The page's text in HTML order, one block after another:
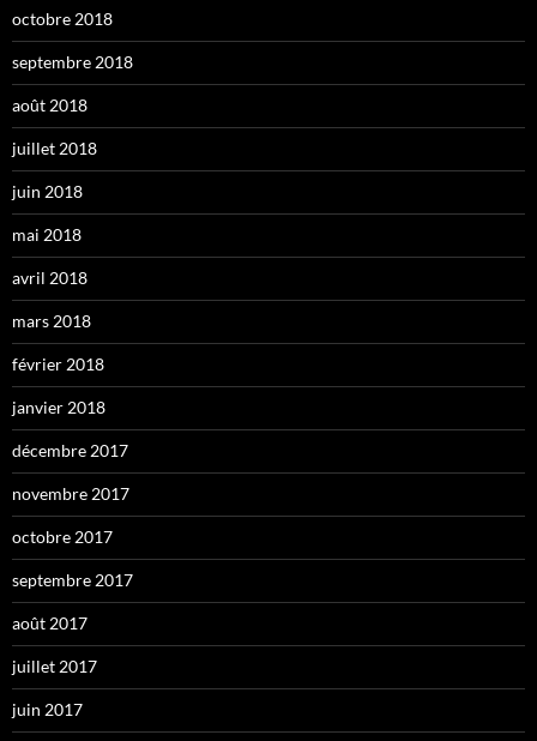
octobre 2018
septembre 2018
août 2018
juillet 2018
juin 2018
mai 2018
avril 2018
mars 2018
février 2018
janvier 2018
décembre 2017
novembre 2017
octobre 2017
septembre 2017
août 2017
juillet 2017
juin 2017